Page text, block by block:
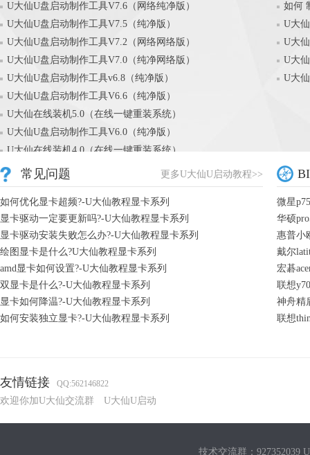
U大仙U盘启动制作工具V7.6（网络纯净版）
U大仙U盘启动制作工具V7.5（纯净版）
U大仙U盘启动制作工具V7.2（网络网络版）
U大仙U盘启动制作工具V7.0（纯净网络版）
U大仙U盘启动制作工具v6.8（纯净版）
U大仙U盘启动制作工具V6.6（纯净版）
U大仙在线装机5.0（在线一键重装系统）
U大仙U盘启动制作工具V6.0（纯净版）
U大仙在线装机4.0（在线一键重装系统）
U大仙一键在线重装系统3.2
如何
U大
U大
U大
U大
常见问题 更多U大仙U启动教程>>
如何优化显卡超频?-U大仙教程显卡系列
显卡驱动一定要更新吗?-U大仙教程显卡系列
显卡驱动安装失败怎么办?-U大仙教程显卡系列
绘图显卡是什么?U大仙教程显卡系列
amd显卡如何设置?-U大仙教程显卡系列
双显卡是什么?-U大仙教程显卡系列
显卡如何降温?-U大仙教程显卡系列
如何安装独立显卡?-U大仙教程显卡系列
微星
华硕
惠普小
戴尔
宏碁
联想
神舟精
联想
友情链接 QQ:562146822
欢迎你加U大仙交流群 U大仙U启动
技术交流群：927352039